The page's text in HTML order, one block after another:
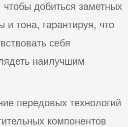
добиться заметных
и тона, гарантируя, что
себя
наилучшим
передовых технологий
компонентов